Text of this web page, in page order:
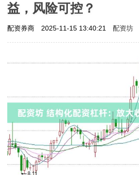
益，风险可控？
配资券商 2025-11-15 13:40:21 配资坊